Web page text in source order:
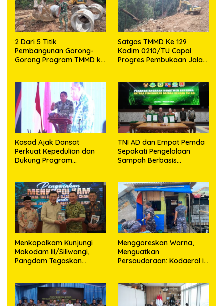
2 Dari 5 Titik
Pembangunan Gorong-
Gorong Program TMMD ke
Satgas TMMD Ke 129
Kodim 0210/TU Capai
Progres Pembukaan Jalan
Kasad Ajak Dansat
Perkuat Kepedulian dan
Dukung Program
TNI AD dan Empat Pemda
Sepakati Pengelolaan
Sampah Berbasis
Menkopolkam Kunjungi
Makodam III/Siliwangi,
Pangdam Tegaskan
Nasional
‎Menggoreskan Warna,
Menguatkan
Persaudaraan: Kodaeral I
Pesisir